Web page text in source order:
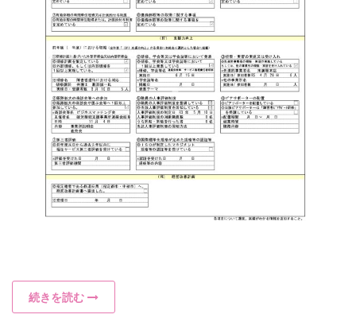
続きを読む